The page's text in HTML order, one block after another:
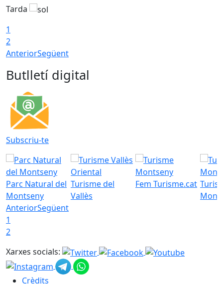
Tarda
1
2
AnteriorSegüent
Butlletí digital
Subscriu-te
Parc Natural del
Montseny
Turisme del
Vallès
Fem Turisme.cat
AnteriorSegüent
1
2
Xarxes socials:
Crèdits